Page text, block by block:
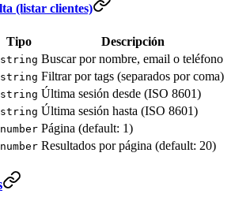
(listar clientes)
Tipo Descripción
string Buscar por nombre, email o teléfono
string Filtrar por tags (separados por coma)
string Última sesión desde (ISO 8601)
string Última sesión hasta (ISO 8601)
number Página (default: 1)
number Resultados por página (default: 20)